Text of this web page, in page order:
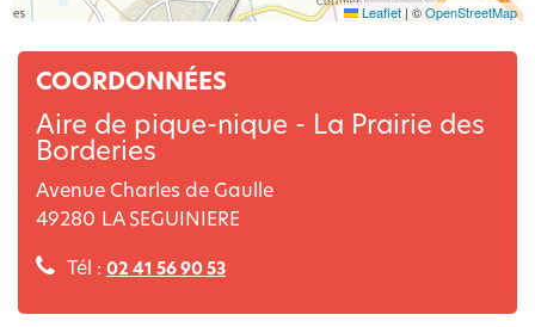
Leaflet | ©OpenStreetMap
COORDONNÉES
Aire de pique-nique - La Prairie des
Borderies
Avenue Charles de Gaulle
49280 LA SEGUINIERE
Tél : 02 41 56 90 53